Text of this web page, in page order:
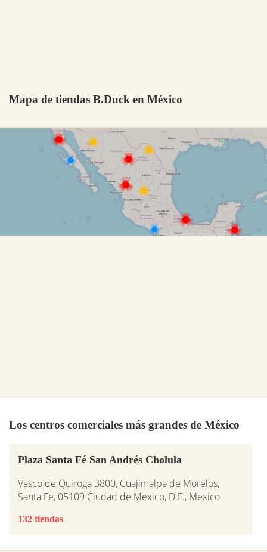
Mapa de tiendas B.Duck en México
Los centros comerciales más grandes de México
Plaza Santa Fé San Andrés Cholula
Vasco de Quiroga 3800, Cuajimalpa de Morelos,
Santa Fe, 05109 Ciudad de Mexico, D.F., Mexico
132 tiendas